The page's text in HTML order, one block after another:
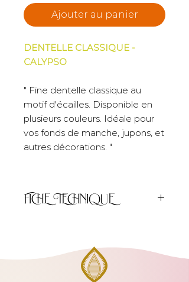
Ajouter au panier
DENTELLE CLASSIQUE -
CALYPSO
" Fine dentelle classique au
motif d'écailles. Disponible en
plusieurs couleurs. Idéale pour
vos fonds de manche, jupons, et
autres décorations. "
FICHE TECHNIQUE
6cm